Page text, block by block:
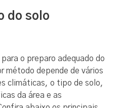
do solo
o preparo adequado do
método depende de vários
climáticas, o tipo de solo,
da área e as